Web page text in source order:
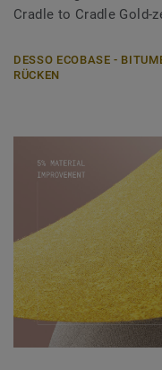
Cradle to Cradle Gold-
DESSO ECOBASE -
RÜCKEN